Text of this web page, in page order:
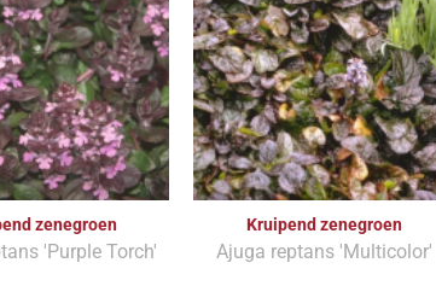
zenegroen
'Purple Torch'
Kruipend zenegroen
Ajuga reptans 'Multicolor'